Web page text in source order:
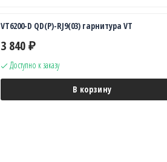
VT6200-D QD(P)-RJ9(03) гарнитура VT
3 840 ₽
Доступно к заказу
В корзину